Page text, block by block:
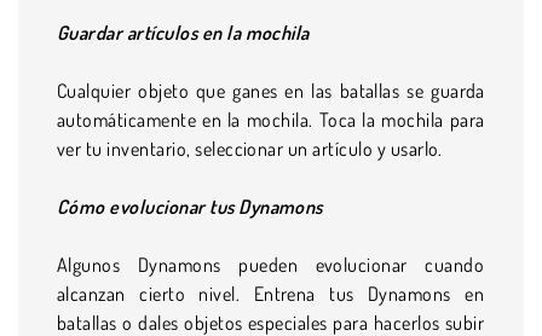
Guardar artículos en la mochila
Cualquier objeto que ganes en las batallas se guarda
automáticamente en la mochila. Toca la mochila para
ver tu inventario, seleccionar un artículo y usarlo.
Cómo evolucionar tus Dynamons
Algunos Dynamons pueden evolucionar cuando
alcanzan cierto nivel. Entrena tus Dynamons en
batallas o dales objetos especiales para hacerlos subir